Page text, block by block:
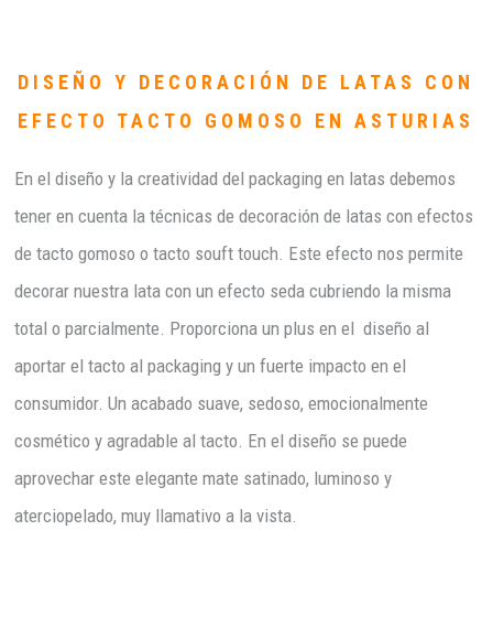
DISEÑO Y DECORACIÓN DE LATAS CON
EFECTO TACTO GOMOSO EN ASTURIAS
En el diseño y la creatividad del packaging en latas debemos
tener en cuenta la técnicas de decoración de latas con efectos
de tacto gomoso o tacto souft touch. Este efecto nos permite
decorar nuestra lata con un efecto seda cubriendo la misma
total o parcialmente. Proporciona un plus en el diseño al
aportar el tacto al packaging y un fuerte impacto en el
consumidor. Un acabado suave, sedoso, emocionalmente
cosmético y agradable al tacto. En el diseño se puede
aprovechar este elegante mate satinado, luminoso y
aterciopelado, muy llamativo a la vista.